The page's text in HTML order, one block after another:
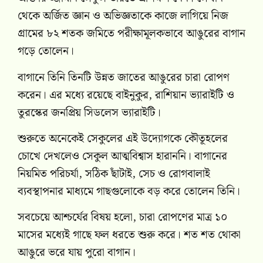
থেকে অর্জিত জ্ঞান ও অভিজ্ঞতাকে কাজে লাগিয়ে নিজ
গ্রামের ৮২ শতক জমিতে পরীক্ষামূলকভাবে আঙুরের বাগান
গড়ে তোলেন।
বাগানে তিনি তিনটি উন্নত জাতের আঙুরের চারা রোপণ
করেন। এর মধ্যে রয়েছে বাইনুকুর, রাশিয়ান ভ্যারাইটি ও
তুরস্কের জনপ্রিয় সিডলেস ভ্যারাইটি।
শুরুতে অনেকেই সেকুলের এই উদ্যোগকে কৌতূহলের
চোখে দেখলেও সেকুল আত্মবিশ্বাস হারাননি। বাগানের
নিয়মিত পরিচর্যা, সঠিক ছাঁটাই, সেচ ও রোগবালাই
ব্যবস্থাপনার মাধ্যমে গাছগুলোকে বড় করে তোলেন তিনি।
সবচেয়ে আশ্চর্যের বিষয় হলো, চারা রোপণের মাত্র ১০
মাসের মধ্যেই গাছে ফল ধরতে শুরু করে। শত শত থোকা
আঙুরে ভরে যায় পুরো বাগান।